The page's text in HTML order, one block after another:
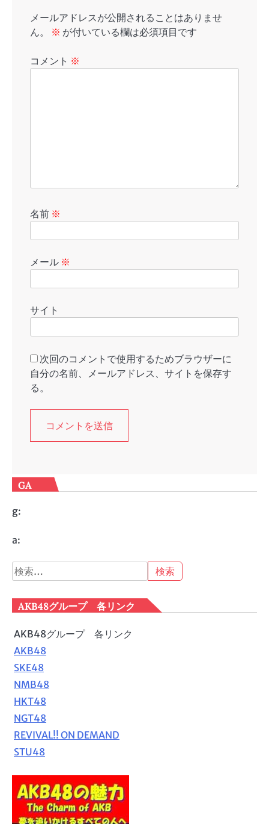
メールアドレスが公開されることはありませ
ん。
※ が付いている欄は必須項目です
コメント ※
名前 ※
メール ※
サイト
次回のコメントで使用するためブラウザーに
自分の名前、メールアドレス、サイトを保存す
る。
GA
g:
a:
検
索:
AKB48グループ 各リンク
AKB48グループ 各リンク
AKB48
SKE48
NMB48
HKT48
NGT48
REVIVAL!! ON DEMAND
STU48